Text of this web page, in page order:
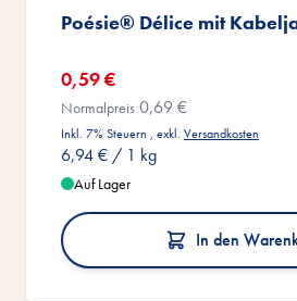
Poésie® Délice mit
Sonderangebot
0,59 €
Normalpreis 0,69 €
Inkl. 7% Steuern , exkl. Versandkosten
6,94 € / 1 kg
Auf Lager
In den